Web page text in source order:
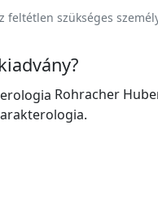
feltétlen szükséges
?
Rohracher